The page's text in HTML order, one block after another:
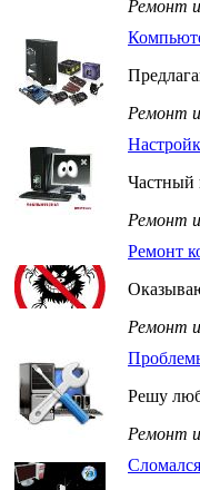
Ремонт
Ремонт
Частный
Ремонт
Ремонт
Ремонт
Решу
Ремонт